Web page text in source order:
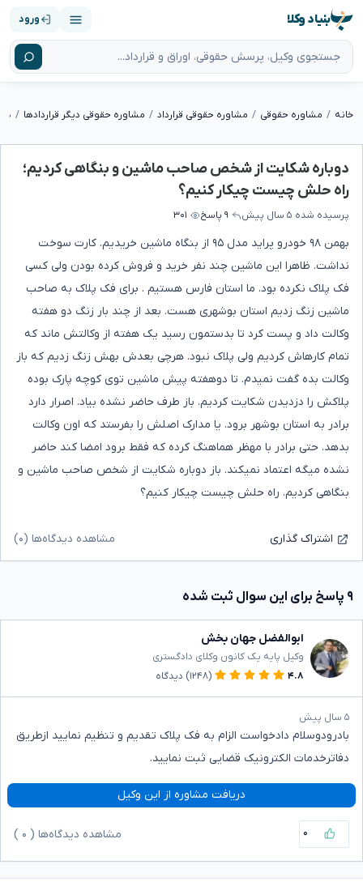
بنیاد وکلا ورود
خانه مشاوره حقوقی مشاوره حقوقی قرارداد مشاوره حقوقی دیگر قراردادها
دوباره شکایت از شخص صاحب ماشین و بنگاهی کردیم؛
راه حلش چیست چیکار کنیم؟
پرسیده شده ۵ سال پیش ۹ پاسخ ۳۰۱
بهمن ۹۸ خودرو پراید مدل ۹۵ از بنگاه ماشین خریدیم. کارت سوخت
نداشت. ظاهرا این ماشین چند نفر خرید و فروش کرده بودن ولی کسی
فک پلاک نکرده بود. ما استان فارس هستیم . برای فک پلاک به صاحب
ماشین زنگ زدیم استان بوشهری هست. بعد از چند بار زنگ دو هفته
وکالت داد و پست کرد تا بدستمون رسید یک هفته از وکالتش ماند که
تمام کارهاش کردیم ولی پلاک نبود. هرچی بعدش بهش زنگ زدیم که باز
وکالت بده گفت نمیدم. تا دوهفته پیش ماشین توی کوچه پارک بوده
پلاکش را دزدیدن شکایت کردیم. باز طرف حاضر نشده بیاد. اصرار دارد
برادر به استان بوشهر برود. یا مدارک اصلش را بفرستد که اون وکالت
بدهد. حتی برادر با مهظر هماهنگ کرده که فقط برود امضا کند حاضر
نشده میگه اعتماد نمیکند. باز دوباره شکایت از شخص صاحب ماشین و
بنگاهی کردیم. راه حلش چیست چیکار کنیم؟
اشتراک گذاری مشاهده دیدگاه‌ها (۰)
۹ پاسخ برای این سوال ثبت شده
ابوالفضل جهان بخش
وکیل پایه یک کانون وکلای دادگستری
۴.۸
(۱۲۴۸) دیدگاه
۵ سال پیش
بادرودوسلام دادخواست الزام به فک پلاک تقدیم و تنظیم نمایید ازطریق
دفاترخدمات الکترونیک قضایی ثبت نمایید.
دریافت مشاوره از این وکیل
۰ مشاهده دیدگاه‌ها ( ۰